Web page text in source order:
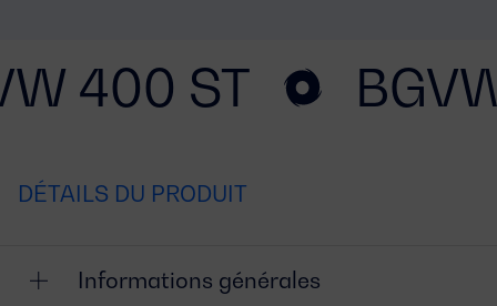
400 ST
DÉTAILS DU PRODUIT
Informations générales